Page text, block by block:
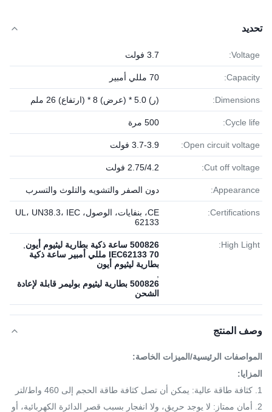
تحديد
Voltage: 3.7 فولت
Capacity: 70 مللي أمبير
Dimensions: (ر) 5.0 * (عرض) 8 * (ارتفاع) 26 ملم
Cycle life: 500 مرة
Open circuit voltage: 3.7-3.9 فولت
Cut off voltage: 2.75/4.2 فولت
Appearance: دون الصفر والتشويه والتلوث والتسرب
Certifications:
CE، بنفايات، الوصول، UL، UN38.3، IEC
62133
High Light: 500826 ساعة ذكية بطارية ليثيوم أيون
IEC62133 70 مللي أمبير ساعة ذكية
بطارية ليثيوم أيون
500826 بطارية ليثيوم بوليمر قابلة لإعادة
الشحن
وصف المنتج
المواصفات الرئيسية/الميزات الخاصة:
المزايا:
1. كثافة طاقة عالية: يمكن أن تصل كثافة طاقة الحجم إلى 460 واط/لتر
2. أمان ممتاز: لا يوجد حريق، ولا انفجار بسبب قصر الدائرة الكهربائية، أو